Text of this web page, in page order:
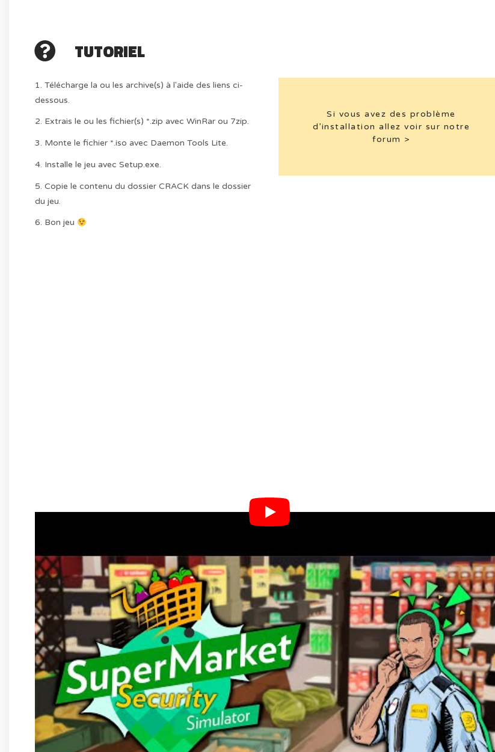
TUTORIEL
1. Télécharge la ou les archive(s) à l'aide des liens ci-
dessous.
2. Extrais le ou les fichier(s) *.zip avec WinRar ou 7zip.
3. Monte le fichier *.iso avec Daemon Tools Lite.
4. Installe le jeu avec Setup.exe.
5. Copie le contenu du dossier CRACK dans le dossier
du jeu.
6. Bon jeu
Si vous avez des problème
d’installation allez voir sur notre
forum >